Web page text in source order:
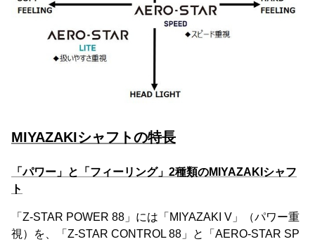
MIYAZAKIシャフトの特長
「パワー」と「フィーリング」2種類のMIYAZAKIシャフ
ト
「Z-STAR POWER 88」には「MIYAZAKI V」（パワー重
視）を、「Z-STAR CONTROL 88」と「AERO-STAR SP